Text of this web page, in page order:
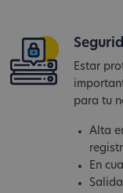
Estar
para tu
Alta
En